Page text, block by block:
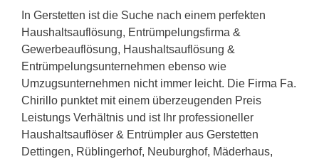
In Gerstetten ist die Suche nach einem perfekten
Haushaltsauflösung, Entrümpelungsfirma &
Gewerbeauflösung, Haushaltsauflösung &
Entrümpelungsunternehmen ebenso wie
Umzugsunternehmen nicht immer leicht. Die Firma Fa.
Chirillo punktet mit einem überzeugenden Preis
Leistungs Verhältnis und ist Ihr professioneller
Haushaltsauflöser & Entrümpler aus Gerstetten
Dettingen, Rüblingerhof, Neuburghof, Mäderhaus,